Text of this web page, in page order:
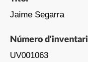
Jaime Segarra
Número d'inventari
UV001063